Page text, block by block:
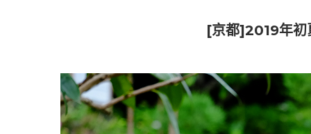
[京都]2019年初